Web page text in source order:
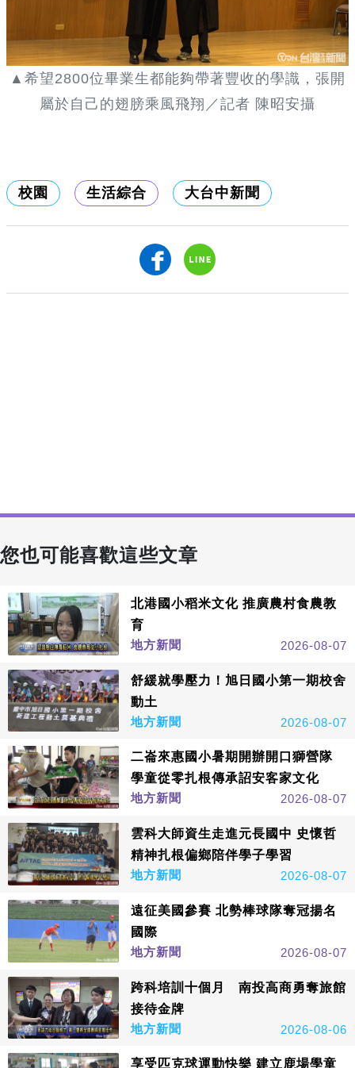
▲希望2800位畢業生都能夠帶著豐收的學識，張開
屬於自己的翅膀乘風飛翔／記者 陳昭安攝
校園 生活綜合 大台中新聞
您也可能喜歡這些文章
北港國小稻米文化 推廣農村食農教
育
地方新聞
2026-08-07
舒緩就學壓力！旭日國小第一期校舍
動土
地方新聞
2026-08-07
二崙來惠國小暑期開辦開口獅營隊
學童從零扎根傳承詔安客家文化
地方新聞
2026-08-07
雲科大師資生走進元長國中 史懷哲
精神扎根偏鄉陪伴學子學習
地方新聞
2026-08-07
遠征美國參賽 北勢棒球隊奪冠揚名
國際
地方新聞
2026-08-07
跨科培訓十個月 南投高商勇奪旅館
接待金牌
地方新聞
2026-08-06
享受匹克球運動快樂 建立鹿場學童